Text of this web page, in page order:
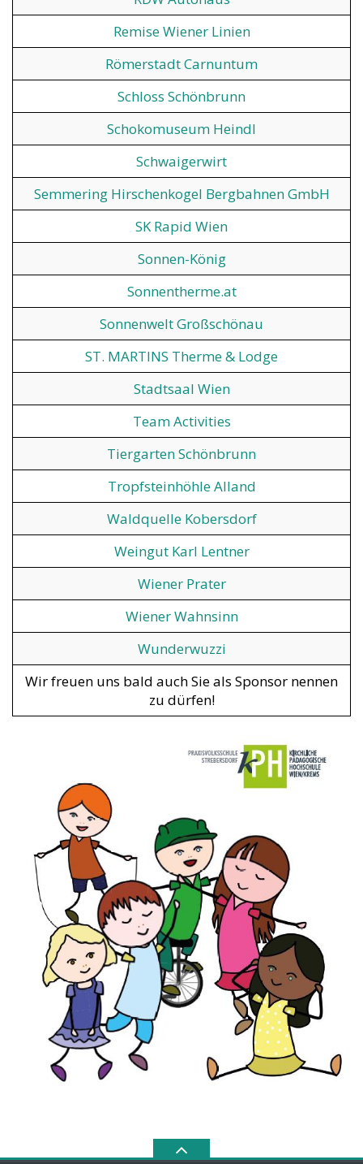
Remise Wiener Linien
Römerstadt Carnuntum
Schloss Schönbrunn
Schokomuseum Heindl
Schwaigerwirt
Semmering Hirschenkogel Bergbahnen GmbH
SK Rapid Wien
Sonnen-König
Sonnentherme.at
Sonnenwelt Großschönau
ST. MARTINS Therme & Lodge
Stadtsaal Wien
Team Activities
Tiergarten Schönbrunn
Tropfsteinhöhle Alland
Waldquelle Kobersdorf
Weingut Karl Lentner
Wiener Prater
Wiener Wahnsinn
Wunderwuzzi
Wir freuen uns bald auch Sie als Sponsor nennen
zu dürfen!